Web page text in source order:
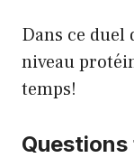
Dans ce duel
niveau
temps!